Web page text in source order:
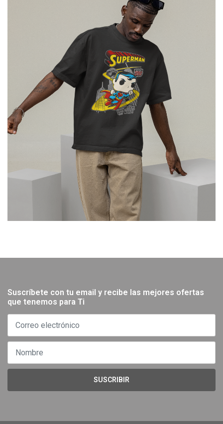
Suscríbete con tu email y recibe las mejores ofertas
que tenemos para Ti
SUSCRIBIR